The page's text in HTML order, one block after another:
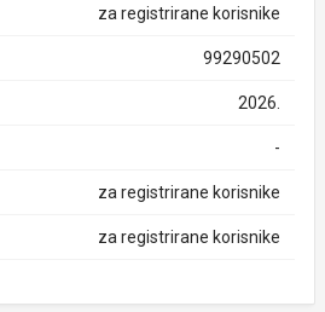
za registrirane korisnike
99290502
2026.
-
za registrirane korisnike
za registrirane korisnike